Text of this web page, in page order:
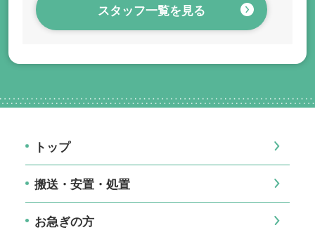
スタッフ一覧を見る
トップ
搬送・安置・処置
お急ぎの方